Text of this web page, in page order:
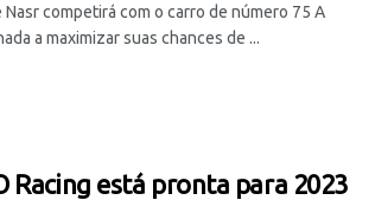
competirá com o carro de número 75 A
a maximizar suas chances de ...
Racing está pronta para 2023